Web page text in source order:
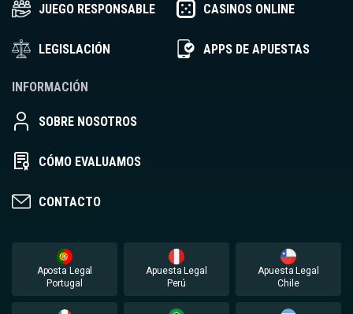
JUEGO RESPONSABLE
LEGISLACIÓN
CASINOS ONLINE
APPS DE APUESTAS
INFORMACIÓN
SOBRE NOSOTROS
CÓMO EVALUAMOS
CONTACTO
Aposta Legal
Portugal
Apuesta Legal
Perú
Apuesta Legal
Chile